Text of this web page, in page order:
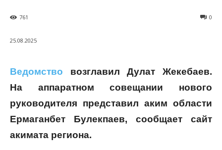
0
761
25.08.2025
Ведомство возглавил Дулат Жекебаев.
На аппаратном совещании нового
руководителя представил аким области
Ермаганбет Булекпаев, сообщает сайт
акимата региона.